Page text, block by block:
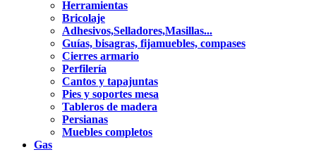
Herramientas
Bricolaje
Adhesivos,Selladores,Masillas...
Guías, bisagras, fijamuebles, compases
Cierres armario
Perfilería
Cantos y tapajuntas
Pies y soportes mesa
Tableros de madera
Persianas
Muebles completos
Gas